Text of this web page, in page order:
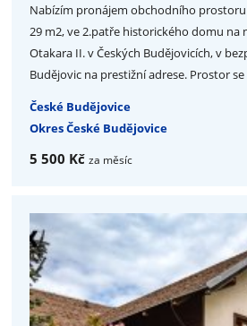
Nabízím pronájem obchodního
29 m2, ve 2.patře historického domu na
Otakara II. v Českých Budějovicích, v
Budějovic na prestižní adrese. Prostor se
České Budějovice
Okres České Budějovice
5 500 Kč za měsíc